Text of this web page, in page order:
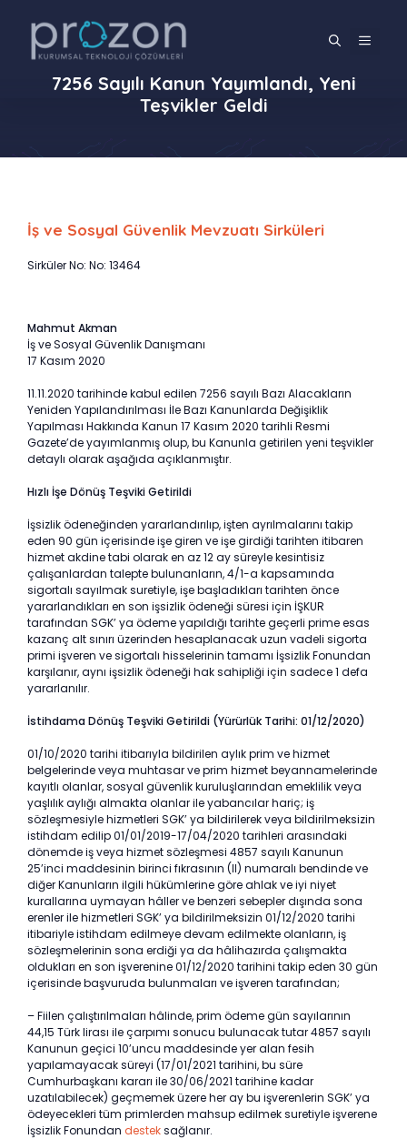
MENÜ
7256 Sayılı Kanun Yayımlandı, Yeni
Teşvikler Geldi
İş ve Sosyal Güvenlik Mevzuatı Sirküleri
Sirküler No: No: 13464
Mahmut Akman
İş ve Sosyal Güvenlik Danışmanı
17 Kasım 2020
11.11.2020 tarihinde kabul edilen 7256 sayılı Bazı Alacakların
Yeniden Yapılandırılması İle Bazı Kanunlarda Değişiklik
Yapılması Hakkında Kanun 17 Kasım 2020 tarihli Resmi
Gazete’de yayımlanmış olup, bu Kanunla getirilen yeni teşvikler
detaylı olarak aşağıda açıklanmıştır.
Hızlı İşe Dönüş Teşviki Getirildi
İşsizlik ödeneğinden yararlandırılıp, işten ayrılmalarını takip
eden 90 gün içerisinde işe giren ve işe girdiği tarihten itibaren
hizmet akdine tabi olarak en az 12 ay süreyle kesintisiz
çalışanlardan talepte bulunanların, 4/1-a kapsamında
sigortalı sayılmak suretiyle, işe başladıkları tarihten önce
yararlandıkları en son işsizlik ödeneği süresi için İŞKUR
tarafından SGK’ ya ödeme yapıldığı tarihte geçerli prime esas
kazanç alt sınırı üzerinden hesaplanacak uzun vadeli sigorta
primi işveren ve sigortalı hisselerinin tamamı İşsizlik Fonundan
karşılanır, aynı işsizlik ödeneği hak sahipliği için sadece 1 defa
yararlanılır.
İstihdama Dönüş Teşviki Getirildi (Yürürlük Tarihi: 01/12/2020)
01/10/2020 tarihi itibarıyla bildirilen aylık prim ve hizmet
belgelerinde veya muhtasar ve prim hizmet beyannamelerinde
kayıtlı olanlar, sosyal güvenlik kuruluşlarından emeklilik veya
yaşlılık aylığı almakta olanlar ile yabancılar hariç; iş
sözleşmesiyle hizmetleri SGK’ ya bildirilerek veya bildirilmeksizin
istihdam edilip 01/01/2019-17/04/2020 tarihleri arasındaki
dönemde iş veya hizmet sözleşmesi 4857 sayılı Kanunun
25’inci maddesinin birinci fıkrasının (II) numaralı bendinde ve
diğer Kanunların ilgili hükümlerine göre ahlak ve iyi niyet
kurallarına uymayan hâller ve benzeri sebepler dışında sona
erenler ile hizmetleri SGK’ ya bildirilmeksizin 01/12/2020 tarihi
itibariyle istihdam edilmeye devam edilmekte olanların, iş
sözleşmelerinin sona erdiği ya da hâlihazırda çalışmakta
oldukları en son işverenine 01/12/2020 tarihini takip eden 30 gün
içerisinde başvuruda bulunmaları ve işveren tarafından;
– Fiilen çalıştırılmaları hâlinde, prim ödeme gün sayılarının
44,15 Türk lirası ile çarpımı sonucu bulunacak tutar 4857 sayılı
Kanunun geçici 10’uncu maddesinde yer alan fesih
yapılamayacak süreyi (17/01/2021 tarihini, bu süre
Cumhurbaşkanı kararı ile 30/06/2021 tarihine kadar
uzatılabilecek) geçmemek üzere her ay bu işverenlerin SGK’ ya
ödeyecekleri tüm primlerden mahsup edilmek suretiyle işverene
İşsizlik Fonundan desteksağlanır.